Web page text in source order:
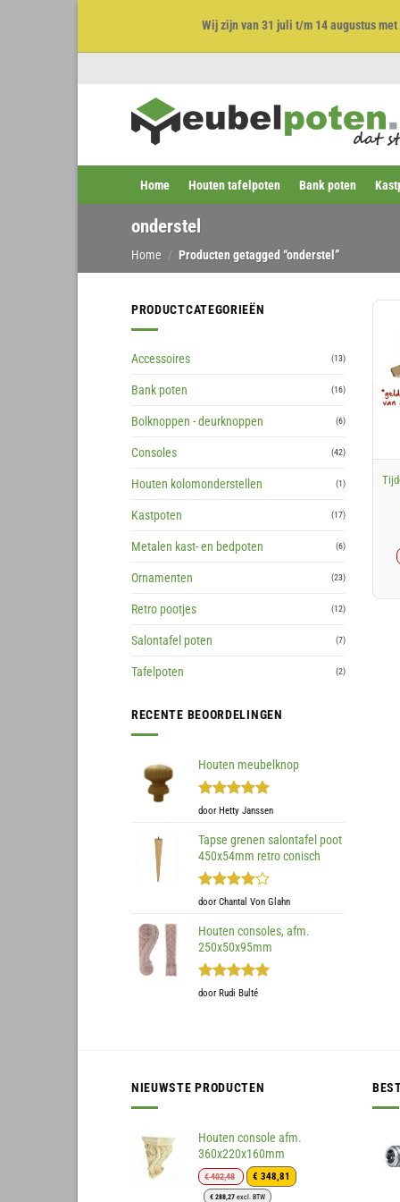
Wij zijn van 31 juli t/m 14 augustus
Home Houten tafelpoten Bank poten
onderstel
Home / Producten getagged “onderstel”
PRODUCTCATEGORIEËN
Accessoires (13)
Bank poten (16)
Bolknoppen - deurknoppen (6)
Consoles (42)
Houten kolomonderstellen (1)
Kastpoten (17)
Metalen kast- en bedpoten (6)
Ornamenten (23)
Retro pootjes (12)
Salontafel poten (7)
Tafelpoten (2)
RECENTE BEOORDELINGEN
Houten meubelknop
Gewaardeerd
door Hetty Janssen
Tapse grenen salontafel poot
450x54mm retro conisch
Gewaardeerd
door Chantal Von Glahn
Houten consoles, afm.
250x50x95mm
Gewaardeerd
door Rudi Bulté
NIEUWSTE PRODUCTEN
Houten console afm.
360x220x160mm
€402,48
Oorspronkelijke
prijs
€ 348,81
Huidige
€ 288,27 excl. BTW